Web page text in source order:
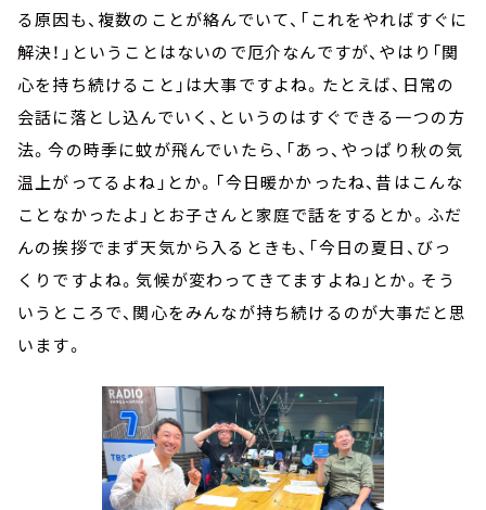
る原因も、複数のことが絡んでいて、「これをやればすぐに
解決！」ということはないので厄介なんですが、やはり「関
心を持ち続けること」は大事ですよね。たとえば、日常の
会話に落とし込んでいく、というのはすぐできる一つの方
法。今の時季に蚊が飛んでいたら、「あっ、やっぱり秋の気
温上がってるよね」とか。「今日暖かかったね、昔はこんな
ことなかったよ」とお子さんと家庭で話をするとか。ふだ
んの挨拶でまず天気から入るときも、「今日の夏日、びっ
くりですよね。気候が変わってきてますよね」とか。そう
いうところで、関心をみんなが持ち続けるのが大事だと思
います。